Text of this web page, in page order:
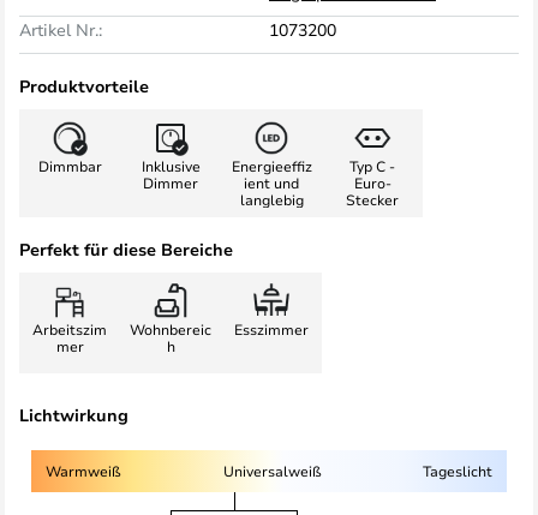
Artikel Nr.:
1073200
Produktvorteile
Dimmbar
Inklusive
Dimmer
Energieeffiz
ient und
langlebig
Typ C -
Euro-
Stecker
Perfekt für diese Bereiche
Arbeitszim
mer
Wohnbereic
h
Esszimmer
Lichtwirkung
Warmweiß Universalweiß Tageslicht